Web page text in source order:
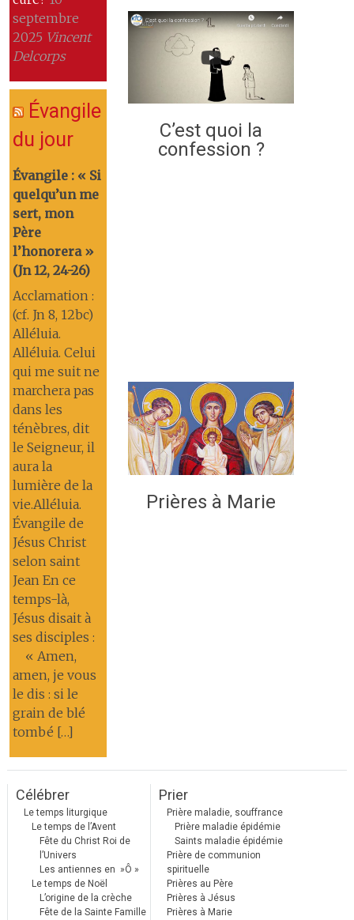
septembre
2025 Vincent
Delcorps
Évangile
du jour
Évangile : « Si
quelqu’un me
sert, mon
Père
l’honorera »
(Jn 12, 24-26)
Acclamation :
(cf. Jn 8, 12bc)
Alléluia.
Alléluia. Celui
qui me suit ne
marchera pas
dans les
ténèbres, dit
le Seigneur, il
aura la
lumière de la
vie.Alléluia.
Évangile de
Jésus Christ
selon saint
Jean En ce
temps-là,
Jésus disait à
ses disciples :
« Amen,
amen, je vous
le dis : si le
grain de blé
tombé […]
C’est quoi la
confession ?
Prières à Marie
Célébrer
Le temps liturgique
Le temps de l’Avent
Fête du Christ Roi de
l’Univers
Les antiennes en »Ô »
Le temps de Noël
L’origine de la crèche
Fête de la Sainte Famille
Prier
Prière maladie, souffrance
Prière maladie épidémie
Saints maladie épidémie
Prière de communion
spirituelle
Prières au Père
Prières à Jésus
Prières à Marie